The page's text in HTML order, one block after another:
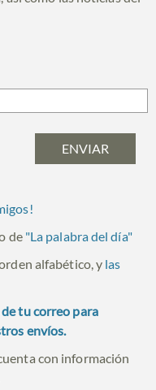
de "La palabra del día"
alfabético, y las
tu correo para
envíos.
con información